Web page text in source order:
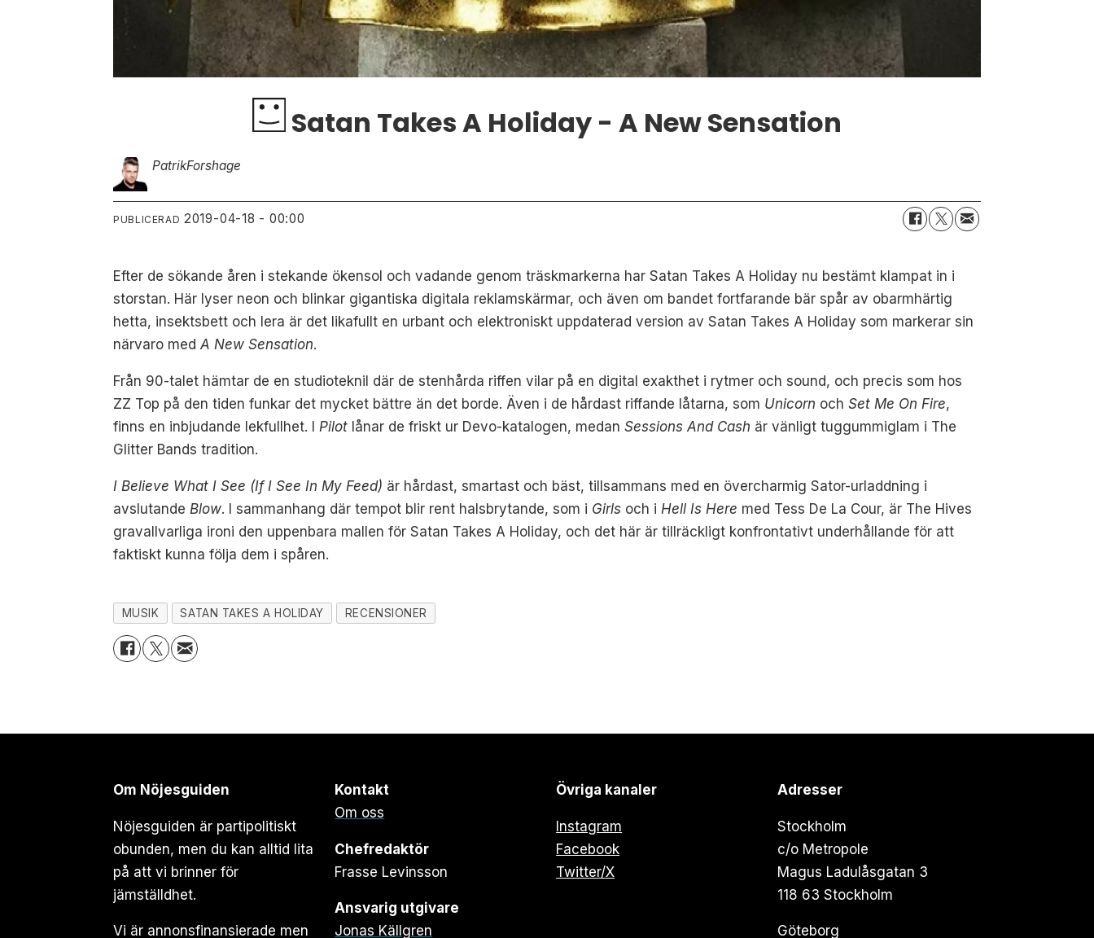
Satan Takes A Holiday - A New Sensation
PatrikForshage
PUBLICERAD 2019-04-18 - 00:00
Efter de sökande åren i stekande ökensol och vadande genom träskmarkerna har Satan Takes A Holiday nu bestämt klampat in i
storstan. Här lyser neon och blinkar gigantiska digitala reklamskärmar, och även om bandet fortfarande bär spår av obarmhärtig
hetta, insektsbett och lera är det likafullt en urbant och elektroniskt uppdaterad version av Satan Takes A Holiday som markerar sin
närvaro medA New Sensation.
Från 90-talet hämtar de en studioteknil där de stenhårda riffen vilar på en digital exakthet i rytmer och sound, och precis som hos
ZZ Top på den tiden funkar det mycket bättre än det borde. Även i de hårdast riffande låtarna, som Unicorn ochSet Me On Fire,
finns en inbjudande lekfullhet. I Pilot lånar de friskt ur Devo-katalogen, medanSessions And Cash är vänligt tuggummiglam i The
Glitter Bands tradition.
I Believe What I See (If I See In My Feed) är hårdast, smartast och bäst, tillsammans med en övercharmig Sator-urladdning i
avslutande Blow. I sammanhang där tempot blir rent halsbrytande, som i Girls och i Hell Is Here med Tess De La Cour, är The Hives
gravallvarliga ironi den uppenbara mallen för Satan Takes A Holiday, och det här är tillräckligt konfrontativt underhållande för att
faktiskt kunna följa dem i spåren.
MUSIK SATAN TAKES A HOLIDAY RECENSIONER
Om Nöjesguiden
Nöjesguiden är partipolitiskt
obunden, men du kan alltid lita
på att vi brinner för
jämställdhet.
Vi är annonsfinansierade men
Kontakt
Om oss
Chefredaktör
Frasse Levinsson
Ansvarig utgivare
Jonas Källgren
Övriga kanaler
Instagram
Facebook
Twitter/X
Adresser
Stockholm
c/o Metropole
Magus Ladulåsgatan 3
118 63 Stockholm
Göteborg